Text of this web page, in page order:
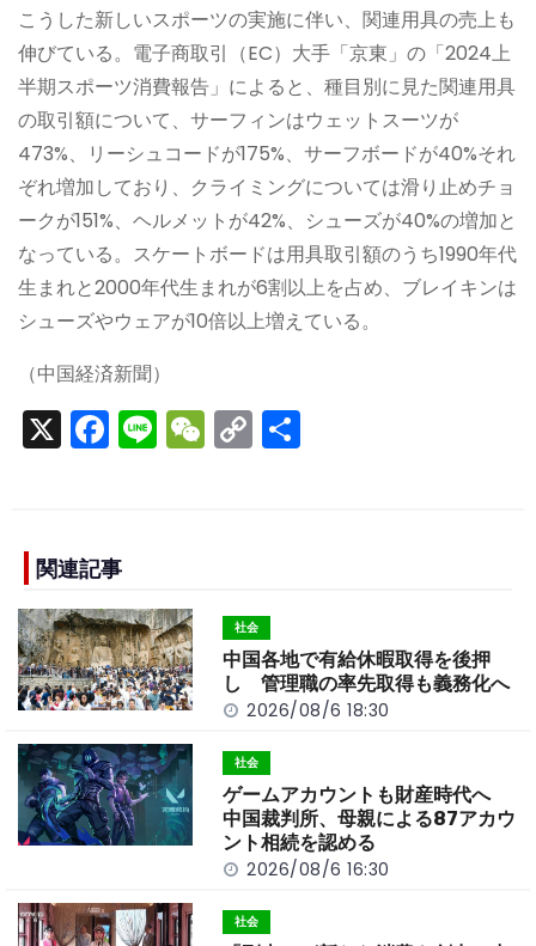
こうした新しいスポーツの実施に伴い、関連用具の売上も
伸びている。電子商取引（EC）大手「京東」の「2024上
半期スポーツ消費報告」によると、種目別に見た関連用具
の取引額について、サーフィンはウェットスーツが
473%、リーシュコードが175%、サーフボードが40%それ
ぞれ増加しており、クライミングについては滑り止めチョ
ークが151%、ヘルメットが42%、シューズが40%の増加と
なっている。スケートボードは用具取引額のうち1990年代
生まれと2000年代生まれが6割以上を占め、ブレイキンは
シューズやウェアが10倍以上増えている。
（中国経済新聞）
X F
a
e
b
o
o
k
Li
n
W
e
C
o
n
k
関連記事
社会
中国各地で有給休暇取得を後押
し 管理職の率先取得も義務化へ
2026/08/6 18:30
社会
ゲームアカウントも財産時代へ
中国裁判所、母親による87アカウ
ント相続を認める
2026/08/6 16:30
社会